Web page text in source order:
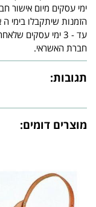
ימי עסקים מיום אישור
עד - 3 ימי עסקים
חברת האשראי.
תגובות:
מוצרים דומים: